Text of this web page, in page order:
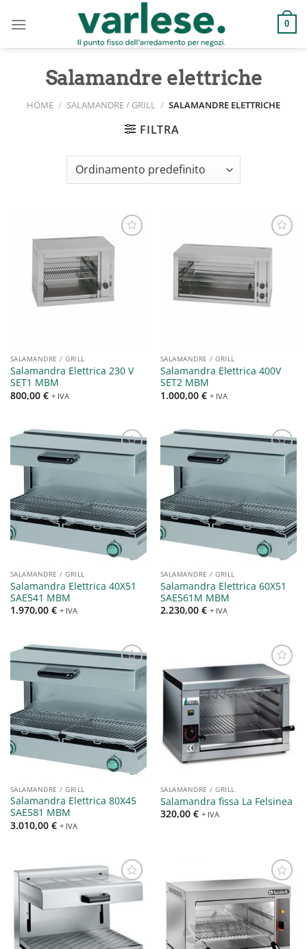
0
Salamandre elettriche
HOME / SALAMANDRE / GRILL / SALAMANDRE ELETTRICHE
FILTRA
alla lista
desideri
SALAMANDRE / GRILL
Salamandra Elettrica 230 V
SET1 MBM
800,00 € + IVA
dei
desideri
SALAMANDRE / GRILL
Salamandra Elettrica 400V
SET2 MBM
1.000,00 € + IVA
alla lista
dei
desideri
SALAMANDRE / GRILL
Salamandra Elettrica 40X51
SAE541 MBM
1.970,00 € + IVA
alla lista
dei
desideri
SALAMANDRE / GRILL
Salamandra Elettrica 60X51
SAE561M MBM
2.230,00 € + IVA
alla lista
dei
desideri
SALAMANDRE / GRILL
Salamandra Elettrica 80X45
SAE581 MBM
3.010,00 € + IVA
Aggiungi
alla lista
dei
desideri
SALAMANDRE / GRILL
Salamandra fissa La Felsinea
320,00 € + IVA
dei
desideri
Aggiungi
alla lista
dei
desideri